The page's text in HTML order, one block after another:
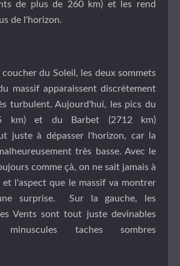
de plus de 260 km) et les rend
de l'horizon.
du Soleil, les deux sommets
massif apparaissent discrètement
turbulent. Aujourd'hui, les pics du
km) et du Barbet (2712 km)
juste à dépasser l'horizon, car la
très basse. Avec le
comme çà, on ne sait jamais à
et l'aspect que le massif va montrer
surprise. Sur la gauche, les
Vents sont tout juste devinables
taches sombres